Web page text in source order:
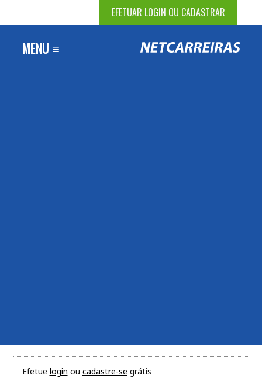
EFETUAR LOGIN OU CADASTRAR
MENU ≡
Efetue login ou cadastre-se grátis